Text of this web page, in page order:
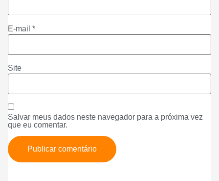
E-mail *
Site
Salvar meus dados neste navegador para a próxima vez
que eu comentar.